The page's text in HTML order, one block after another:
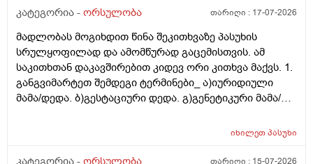
კატეგორია - ორსულობა თარიღი : 17-07-2026
მადლობას მოგიხდით წინა შეკითხვაზე პასუხის
სრულყოფილად და ამომწურად გაცემისთვის. ამ
საკითხთან დაკავშირებით კიდევ ორი კითხვა მაქვს. 1.
განგვიმარტეთ შემდეგი ტერმინები_ ა)იურიდიული
მამა/დედა. ბ)გესტაციური დედა. გ)გენეტიკური მამა/
კიდევ_მსოფლიოს მრავალ ქვეყანაში აქტიურად
თუ ხელოვნური განაყოფიერების ცენტრებში მომუშავე
იხილეთპასუხი
თარიღი : 15-07-2026